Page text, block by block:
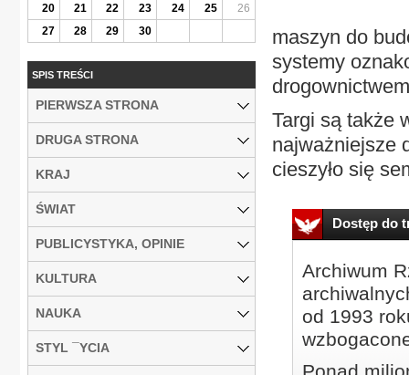
maszyn do
systemy
Targi są także
najważniejsze
cieszyło się
Dostęp do
Archiwum
od 1993
20
21 22 23 24 25
26
27
28 29 30
SPIS TREŚCI
PIERWSZA STRONA
DRUGA STRONA
KRAJ
ŚWIAT
PUBLICYSTYKA, OPINIE
KULTURA
NAUKA
STYL ¯YCIA